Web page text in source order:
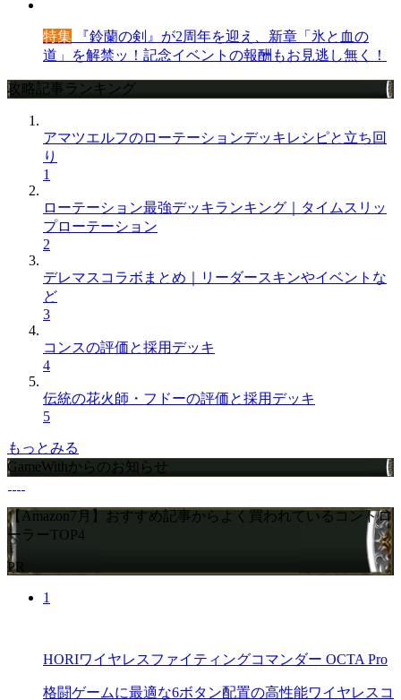
特集 『鈴蘭の剣』が2周年を迎え、新章「氷と血の
道」を解禁ッ！記念イベントの報酬もお見逃し無く！
攻略記事ランキング
アマツエルフのローテーションデッキレシピと立ち回
り
1
ローテーション最強デッキランキング｜タイムスリッ
プローテーション
2
デレマスコラボまとめ｜リーダースキンやイベントな
ど
3
コンスの評価と採用デッキ
4
伝統の花火師・フドーの評価と採用デッキ
5
もっとみる
GameWithからのお知らせ
【Amazon7月】おすすめ記事からよく買われているコントロ
ーラーTOP4
PR
1
HORIワイヤレスファイティングコマンダー OCTA Pro
格闘ゲームに最適な6ボタン配置の高性能ワイヤレスコ